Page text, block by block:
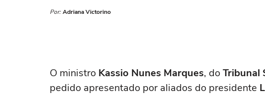
Por: Adriana Victorino
O ministro Kassio Nunes Marques, doTribunal
pedido apresentado por aliados do presidente